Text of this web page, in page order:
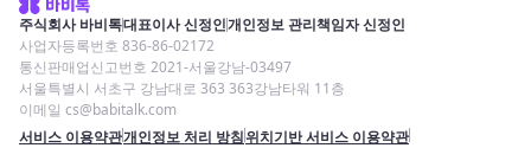
주식회사 바비톡대표이사 신정인개인정보 관리책임자 신정인
사업자등록번호 836-86-02172
통신판매업신고번호 2021-서울강남-03497
서울특별시 서초구 강남대로 363 363강남타워 11층
이메일 cs@babitalk.com
서비스 이용약관개인정보 처리 방침위치기반 서비스 이용약관